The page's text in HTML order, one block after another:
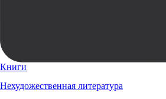
Книги
Нехудожественная литература